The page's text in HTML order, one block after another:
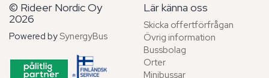
© Rideer Nordic Oy
2026
Powered by SynergyBus
Lär känna oss
Skicka offertförfrågan
Övrig information
Bussbolag
Orter
Minibussar